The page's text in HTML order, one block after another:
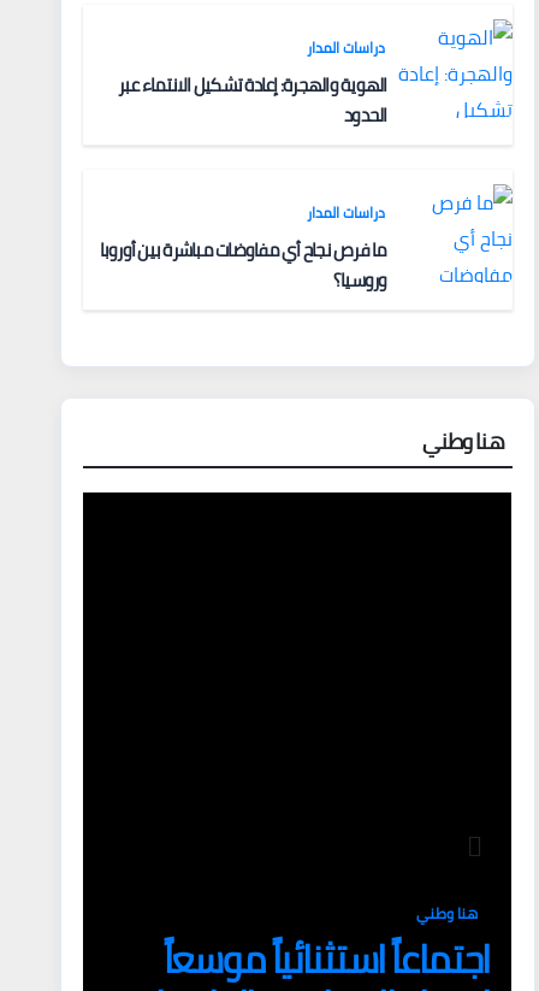
دراسات المدار
الهوية والهجرة: إعادة تشكيل الانتماء عبر
الحدود
دراسات المدار
ما فرص نجاح أي مفاوضات مباشرة بين أوروبا
وروسيا؟
هنا وطني
هنا وطني
اجتماعاً استثنائياً موسعاً